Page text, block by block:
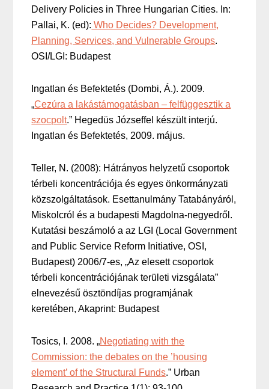
Delivery Policies in Three Hungarian Cities. In:
Pallai, K. (ed): Who Decides? Development,
Planning, Services, and Vulnerable Groups.
OSI/LGI: Budapest
Ingatlan és Befektetés (Dombi, Á.). 2009.
„Cezúra a lakástámogatásban – felfüggesztik a
szocpolt.” Hegedüs Józseffel készült interjú.
Ingatlan és Befektetés, 2009. május.
Teller, N. (2008): Hátrányos helyzetű csoportok
térbeli koncentrációja és egyes önkormányzati
közszolgáltatások. Esettanulmány Tatabányáról,
Miskolcról és a budapesti Magdolna-negyedről.
Kutatási beszámoló a az LGI (Local Government
and Public Service Reform Initiative, OSI,
Budapest) 2006/7-es, „Az elesett csoportok
térbeli koncentrációjának területi vizsgálata”
elnevezésű ösztöndíjas programjának
keretében, Akaprint: Budapest
Tosics, I. 2008. „Negotiating with the
Commission: the debates on the ’housing
element’ of the Structural Funds.” Urban